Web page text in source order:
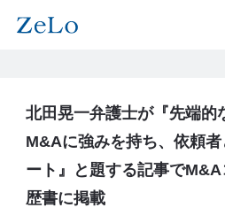
北田晃一弁護士が『先端的
M&Aに強みを持ち、依頼
ート』と題する記事で
歴書に掲載